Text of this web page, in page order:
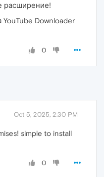
расширение!
Downloader
0
Oct 5, 2025, 2:30 PM
simple to install
0